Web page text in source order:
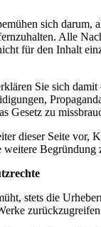
sich darum,
Alle
für den Inhalt
Sie sich damit
Gesetz zu
dieser Seite vor,
weitere Begründung
stets die